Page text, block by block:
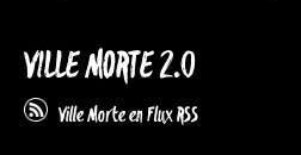
VILLE MORTE 2.0
Ville Morte en Flux RSS